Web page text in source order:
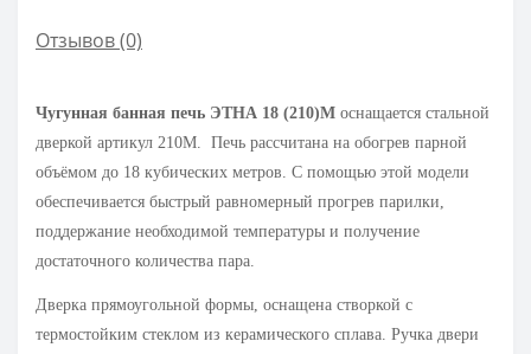
Отзывов (0)
Чугунная банная печь ЭТНА 18 (210)М оснащается стальной
дверкой артикул 210М. Печь рассчитана на обогрев парной
объёмом до 18 кубических метров. С помощью этой модели
обеспечивается быстрый равномерный прогрев парилки,
поддержание необходимой температуры и получение
достаточного количества пара.
Дверка прямоугольной формы, оснащена створкой с
термостойким стеклом из керамического сплава. Ручка двери